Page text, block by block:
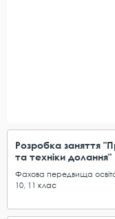
Розробка заняття
та техніки долання"
Фахова передвища
10 11 клас